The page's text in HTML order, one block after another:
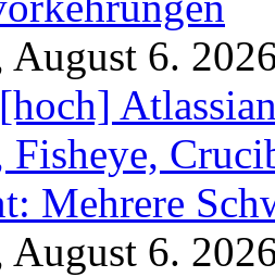
August 6.
Fisheye,
Mehrere
August 6.